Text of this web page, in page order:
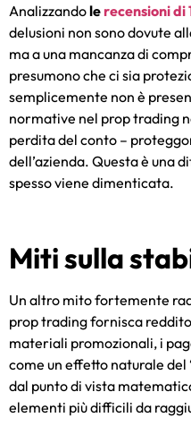
Analizzandolerecensioni di
delusioni non sono dovute
ma a una mancanza di
presumono che ci sia
semplicemente non è
normative nel prop trading
perdita del conto –
dell’azienda. Questa è una
spesso viene dimenticata.
Miti sulla
Un altro mito fortemente
prop trading fornisca
materiali promozionali, i
come un effetto naturale
dal punto di vista
elementi più difficili da